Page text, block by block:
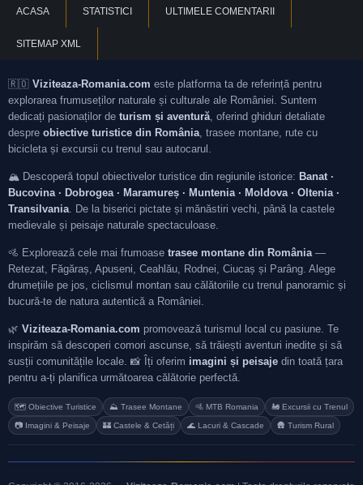
ACASA STATISTICI ULTIMELE COMENTARII
SITEMAP XML
🇷🇴 Viziteaza-Romania.com este platforma ta de referință pentru
explorarea frumuseților naturale și culturale ale României. Suntem
dedicați pasionaților de turism și aventură, oferind ghiduri detaliate
despre obiective turistice din România, trasee montane, rute cu
bicicleta și excursii cu trenul sau autocarul.
🏔️ Descoperă topul obiectivelor turistice din regiunile istorice: Banat ·
Bucovina · Dobrogea · Maramureș · Muntenia · Moldova · Oltenia ·
Transilvania. De la biserici pictate și mănăstiri vechi, până la castele
medievale și peisaje naturale spectaculoase.
🚵 Explorează cele mai frumoase trasee montane din România—
Retezat, Făgăraș, Apuseni, Ceahlău, Rodnei, Ciucaș și Parâng. Alege
drumețiile pe jos, ciclismul montan sau călătoriile cu trenul panoramic și
bucură-te de natura autentică a României.
🌿 Viziteaza-Romania.com promovează turismul local cu pasiune. Te
inspirăm să descoperi comori ascunse, să trăiești aventuri inedite și să
susții comunitățile locale. 📸 Îți oferim imagini și peisaje din toată țara
pentru a-ți planifica următoarea călătorie perfectă.
🗺️ Obiective Turistice ⛰️ Trasee Montane 🚵 MTB Romania 🚂 Excursii cu Trenul
📷 Imagini & Peisaje 🏰 Castele & Cetăți 🌊 Lacuri & Cascade 🛖 Turism Rural